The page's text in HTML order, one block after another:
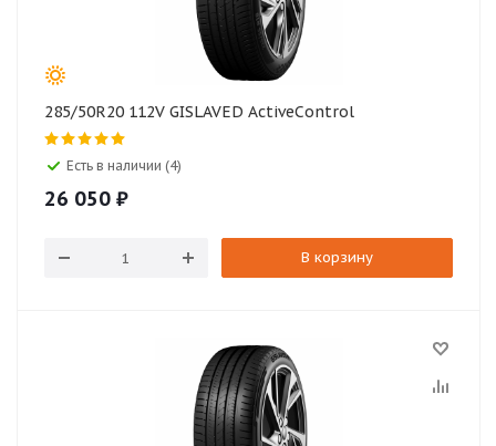
285/50R20 112V GISLAVED ActiveControl
Есть в наличии (4)
26 050 ₽
В корзину